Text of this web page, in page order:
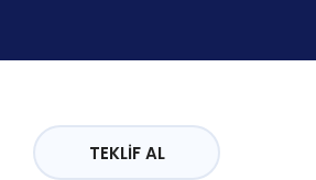
TEKLIF AL